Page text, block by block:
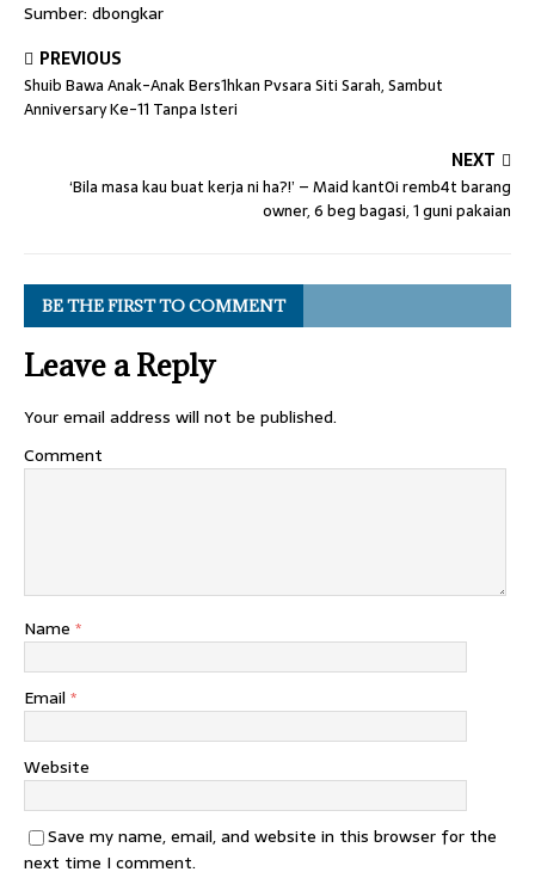
Sumber: dbongkar
PREVIOUS
Shuib Bawa Anak-Anak Bers1hkan Pvsara Siti Sarah, Sambut
Anniversary Ke-11 Tanpa Isteri
NEXT
‘Bila masa kau buat kerja ni ha?!’ – Maid kant0i remb4t barang
owner, 6 beg bagasi, 1 guni pakaian
BE THE FIRST TO COMMENT
Leave a Reply
Your email address will not be published.
Comment
Name *
Email *
Website
Save my name, email, and website in this browser for the
next time I comment.